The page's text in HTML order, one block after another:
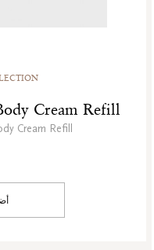
Cream Refill
Cream Refill